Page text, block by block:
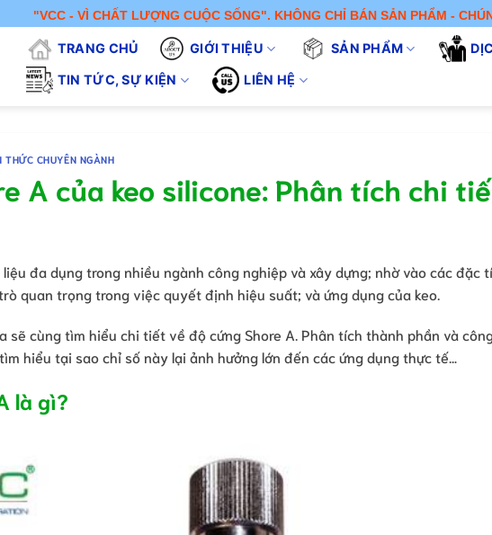
- VÌ CHẤT LƯỢNG CUỘC SỐNG". KHÔNG CHỈ BÁN SẢN PHẨM - CHÚNG
TRANG CHỦ GIỚI THIỆU SẢN PHẨM
TIN TỨC, SỰ KIỆN LIÊN HỆ
THỨC CHUYÊN NGÀNH
A của keo silicone: Phân tích chi
đa dụng trong nhiều ngành công nghiệp và xây dựng; nhờ vào các đặc
quan trọng trong việc quyết định hiệu suất; và ứng dụng của keo.
sẽ cùng tìm hiểu chi tiết về độ cứng Shore A. Phân tích thành phần và
hiểu tại sao chỉ số này lại ảnh hưởng lớn đến các ứng dụng thực tế…
là gì?